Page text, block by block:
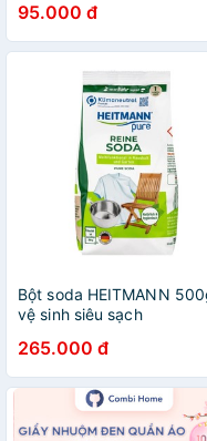
Màu Đen Cho Áo Quần Bạc
Màu Hàng Đức Chính
95.000 đ
Bột soda HEITMANN
vệ sinh siêu sạch
265.000 đ